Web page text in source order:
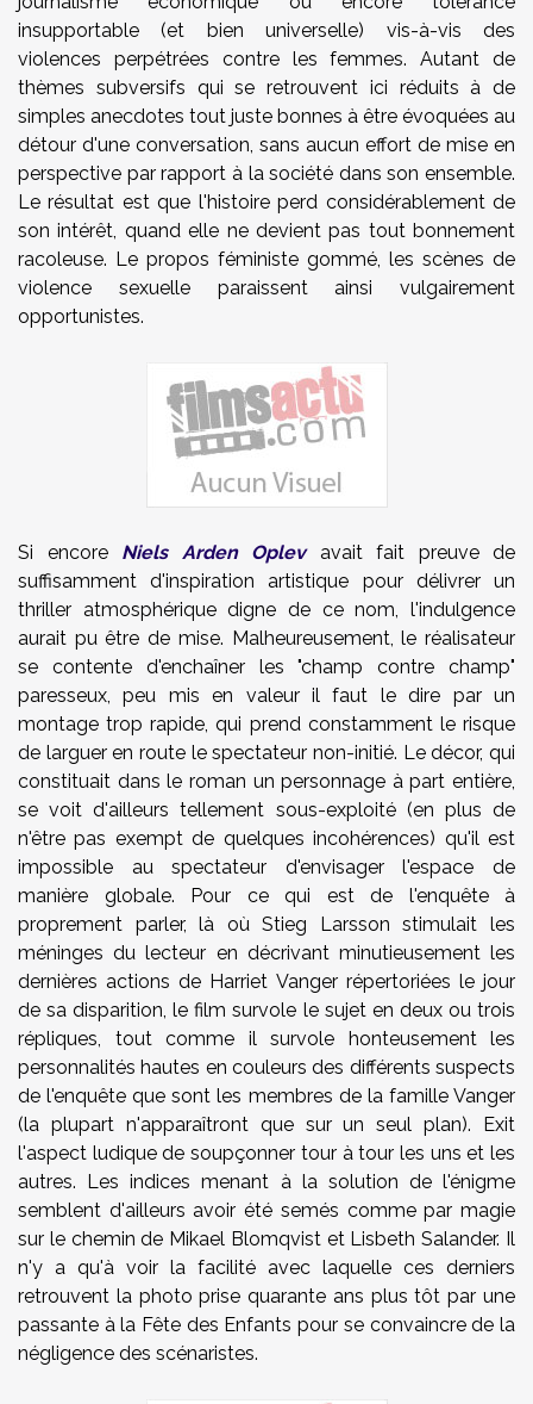
insupportable (et bien universelle) vis-à-vis des
violences perpétrées contre les femmes. Autant de
thèmes subversifs qui se retrouvent ici réduits à de
simples anecdotes tout juste bonnes à être évoquées au
détour d'une conversation, sans aucun effort de mise en
perspective par rapport à la société dans son ensemble.
Le résultat est que l'histoire perd considérablement de
son intérêt, quand elle ne devient pas tout bonnement
racoleuse. Le propos féministe gommé, les scènes de
violence sexuelle paraissent ainsi vulgairement
opportunistes.
Si encore Niels Arden Oplevavait fait preuve de
suffisamment d'inspiration artistique pour délivrer un
thriller atmosphérique digne de ce nom, l'indulgence
aurait pu être de mise. Malheureusement, le réalisateur
se contente d'enchaîner les "champ contre champ"
paresseux, peu mis en valeur il faut le dire par un
montage trop rapide, qui prend constamment le risque
de larguer en route le spectateur non-initié. Le décor, qui
constituait dans le roman un personnage à part entière,
se voit d'ailleurs tellement sous-exploité (en plus de
n'être pas exempt de quelques incohérences) qu'il est
impossible au spectateur d'envisager l'espace de
manière globale. Pour ce qui est de l'enquête à
proprement parler, là où Stieg Larsson stimulait les
méninges du lecteur en décrivant minutieusement les
dernières actions de Harriet Vanger répertoriées le jour
de sa disparition, le film survole le sujet en deux ou trois
répliques, tout comme il survole honteusement les
personnalités hautes en couleurs des différents suspects
de l'enquête que sont les membres de la famille Vanger
(la plupart n'apparaîtront que sur un seul plan). Exit
l'aspect ludique de soupçonner tour à tour les uns et les
autres. Les indices menant à la solution de l'énigme
semblent d'ailleurs avoir été semés comme par magie
sur le chemin de Mikael Blomqvist et Lisbeth Salander. Il
n'y a qu'à voir la facilité avec laquelle ces derniers
retrouvent la photo prise quarante ans plus tôt par une
passante à la Fête des Enfants pour se convaincre de la
négligence des scénaristes.